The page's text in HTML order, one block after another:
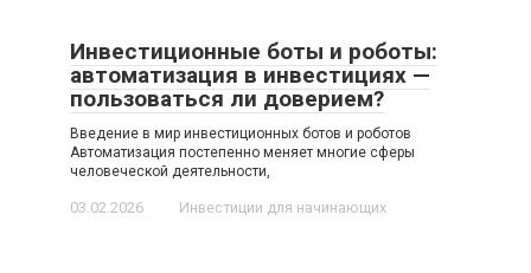
Инвестиционные боты и роботы:
автоматизация в инвестициях —
пользоваться ли доверием?
Введение в мир инвестиционных ботов и роботов
Автоматизация постепенно меняет многие сферы
человеческой деятельности,
03.02.2026 Инвестиции для начинающих